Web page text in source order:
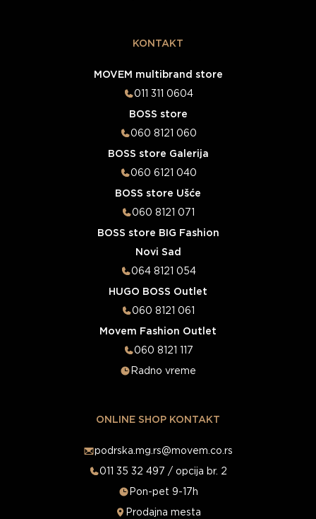
KONTAKT
MOVEM multibrand store
011 311 0604
BOSS store
060 8121 060
BOSS store Galerija
060 6121 040
BOSS store Ušće
060 8121 071
BOSS store BIG Fashion
Novi Sad
064 8121 054
HUGO BOSS Outlet
060 8121 061
Movem Fashion Outlet
060 8121 117
Radno vreme
ONLINE SHOP KONTAKT
podrska.mg.rs@movem.co.rs
011 35 32 497 / opcija br. 2
Pon-pet 9-17h
Prodajna mesta